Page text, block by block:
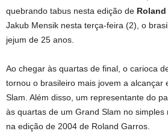
quebrando tabus nesta edição de
Jakub Mensik nesta terça-feira (2), o
jejum de 25 anos.
Ao chegar às quartas de final, o carioca
tornou o brasileiro mais jovem a alcançar
Slam. Além disso, um representante do
às quartas de um Grand Slam no simples
na edição de 2004 de Roland Garros.